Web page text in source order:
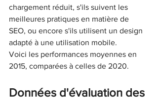
chargement réduit, s'ils suivent les
meilleures pratiques en matière de
SEO, ou encore s'ils utilisent un design
adapté à une utilisation mobile.
Voici les performances moyennes en
2015, comparées à celles de 2020.
Données d'évaluation des